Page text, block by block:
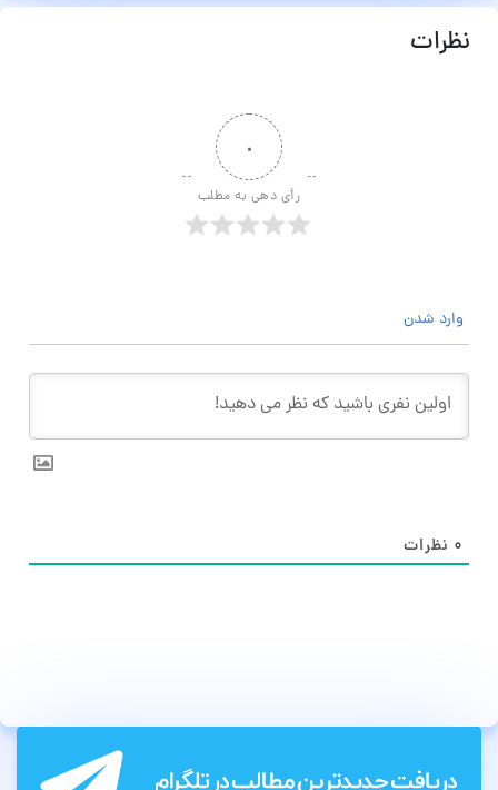
نظرات
۰
رأی دهی به مطلب
وارد شدن
۰ نظرات